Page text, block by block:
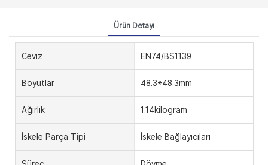
Ürün Detayı
Ceviz EN74/BS1139
Boyutlar 48.3*48.3mm
Ağırlık 1.14kilogram
İskele Parça Tipi İskele Bağlayıcıları